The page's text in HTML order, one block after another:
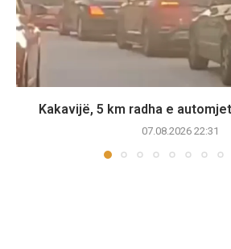
Kakavijë, 5 km radha e
07.08.2026 22:31